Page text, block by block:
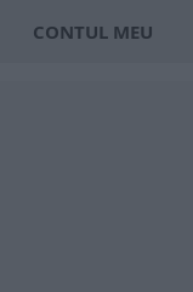
CONTUL MEU